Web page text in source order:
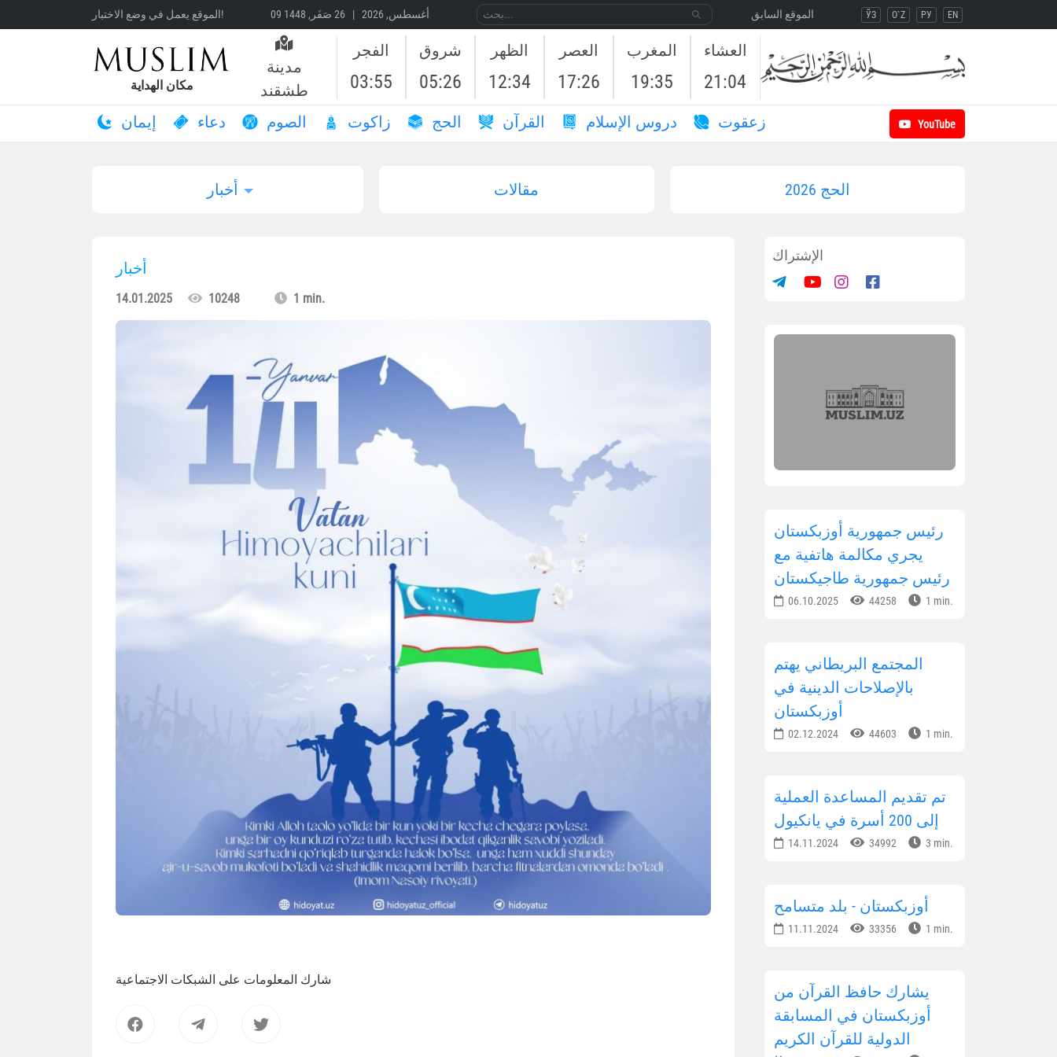
الموقع يعمل في وضع الاختبار! 09 أغسطس, 2026 | 26 صَفَر, 1448 الموقع السابق ЎЗ O`Z РУ EN
مكان الهداية
مدينة
طشقند
الفجر
03:55
شروق
05:26
الظهر
12:34
العصر
17:26
المغرب
19:35
العشاء
21:04
إيمان دعاء الصوم زاكوت الحج القرآن دروس الإسلام زعقوت YouTube
أخبار مقالات الحج 2026
أخبار
14.01.2025 10248 1 min.
شارك المعلومات على الشبكات الاجتماعية
الإشتراك
رئيس جمهورية أوزبكستان
يجري مكالمة هاتفية مع
رئيس جمهورية طاجيكستان
06.10.2025 44258 1 min.
المجتمع البريطاني يهتم
بالإصلاحات الدينية في
أوزبكستان
02.12.2024 44603 1 min.
تم تقديم المساعدة العملية
إلى 200 أسرة في يانكيول
14.11.2024 34992 3 min.
أوزبكستان - بلد متسامح
11.11.2024 33356 1 min.
يشارك حافظ القرآن من
أوزبكستان في المسابقة
الدولية للقرآن الكريم